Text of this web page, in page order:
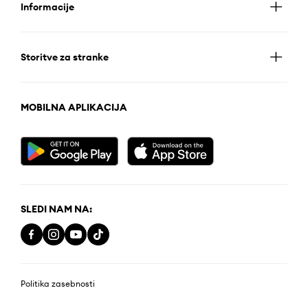
Informacije
Storitve za stranke
MOBILNA APLIKACIJA
SLEDI NAM NA:
Politika zasebnosti